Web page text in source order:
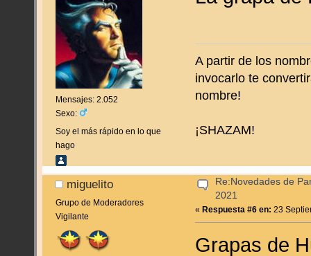
Mensajes: 2.052
Sexo:
Soy el más rápido en lo que
hago
A partir de los
invocarlo te
nombre!
¡SHAZAM!
miguelito
Grupo de Moderadores
Vigilante
Re:Novedades de
2021
« Respuesta #6 en: 23
Grapas de